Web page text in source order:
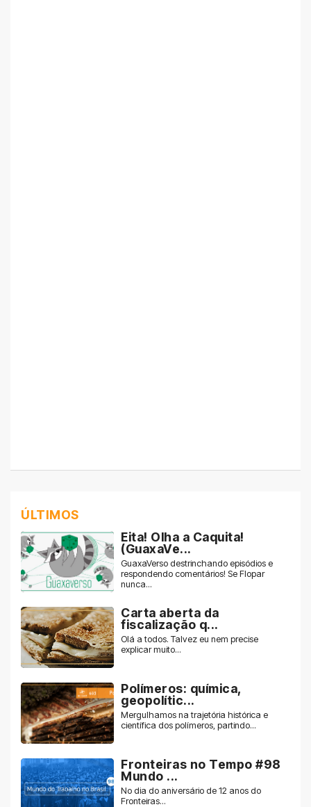
ÚLTIMOS
Eita! Olha a Caquita!
(GuaxaVe...
GuaxaVerso destrinchando episódios e
respondendo comentários! Se Flopar
nunca...
Carta aberta da
fiscalização q...
Olá a todos. Talvez eu nem precise
explicar muito...
Polímeros: química,
geopolític...
Mergulhamos na trajetória histórica e
científica dos polímeros, partindo...
Fronteiras no Tempo #98
Mundo ...
No dia do aniversário de 12 anos do
Fronteiras...